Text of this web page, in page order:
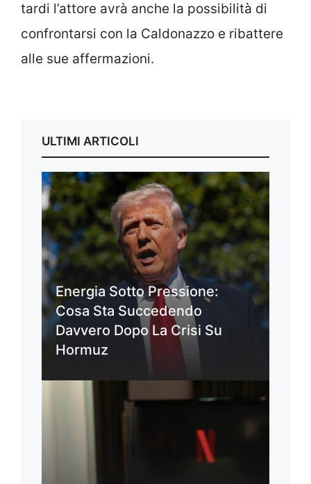
tardi l’attore avrà anche la possibilità di
confrontarsi con la Caldonazzo e ribattere
alle sue affermazioni.
ULTIMI ARTICOLI
Energia Sotto Pressione:
Cosa Sta Succedendo
Davvero Dopo La Crisi Su
Hormuz